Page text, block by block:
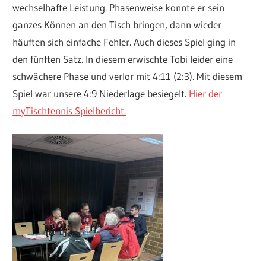
wechselhafte Leistung. Phasenweise konnte er sein
ganzes Können an den Tisch bringen, dann wieder
häuften sich einfache Fehler. Auch dieses Spiel ging in
den fünften Satz. In diesem erwischte Tobi leider eine
schwächere Phase und verlor mit 4:11 (2:3). Mit diesem
Spiel war unsere 4:9 Niederlage besiegelt. Hier der
myTischtennis Spielbericht.